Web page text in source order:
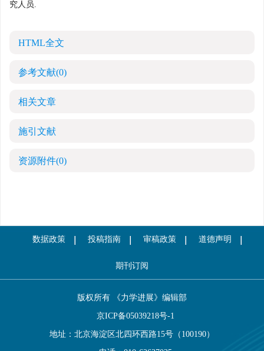
究人员.
HTML全文
参考文献(0)
相关文章
施引文献
资源附件(0)
数据政策 投稿指南 审稿政策 道德声明
期刊订阅
版权所有 《力学进展》编辑部
京ICP备05039218号-1
地址：北京海淀区北四环西路15号（100190）